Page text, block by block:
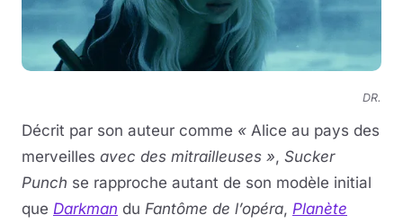
DR.
Décrit par son auteur comme « Alice au pays des
merveilles avec des mitrailleuses », Sucker
Punch se rapproche autant de son modèle initial
que Darkman du Fantôme de l’opéra, Planète